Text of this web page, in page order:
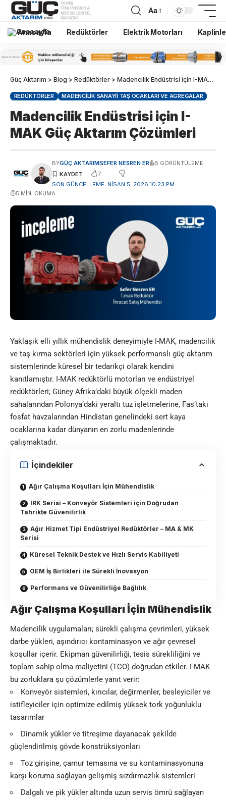
Aa
Anasayfa Redüktörler Elektrik Motorları
Güç Aktarım > Blog > Redüktörler > Madencilik Endüstrisi için I-MAK Güç Aktarım Çözümleri
REDÜKTÖRLER MADENCILIK SANAYII TAŞ OCAKLARI VE AGREGALAR
Madencilik Endüstrisi için I-
MAK Güç Aktarım Çözümleri
SON GÜNCELLEME: NISAN 5, 2026 10:23 PM
BYGÜÇ AKTARIMSEFER NESREN ER
5 GÖRÜNTÜLEME
7
5 MIN. OKUMA
Yaklaşık elli yıllık mühendislik deneyimiyle I-MAK, madencilik
ve taş kırma sektörleri için yüksek performanslı güç aktarım
sistemlerinde küresel bir tedarikçi olarak kendini
kanıtlamıştır. I-MAK redüktörlü motorları ve endüstriyel
redüktörleri; Güney Afrika’daki büyük ölçekli maden
sahalarından Polonya’daki yeraltı tuz işletmelerine, Fas’taki
fosfat havzalarından Hindistan genelindeki sert kaya
ocaklarına kadar dünyanın en zorlu madenlerinde
çalışmaktadır.
İçindekiler
Ağır Çalışma Koşulları İçin Mühendislik
IRK Serisi – Konveyör Sistemleri için Doğrudan
Tahrikte Güvenilirlik
Ağır Hizmet Tipi Endüstriyel Redüktörler – MA & MK
Serisi
Küresel Teknik Destek ve Hızlı Servis Kabiliyeti
OEM İş Birlikleri ile Sürekli İnovasyon
Performans ve Güvenilirliğe Bağlılık
Ağır Çalışma Koşulları İçin Mühendislik
Madencilik uygulamaları; sürekli çalışma çevrimleri, yüksek
darbe yükleri, aşındırıcı kontaminasyon ve ağır çevresel
koşullar içerir. Ekipman güvenilirliği, tesis sürekliliğini ve
toplam sahip olma maliyetini (TCO) doğrudan etkiler. I-MAK
bu zorluklara şu çözümlerle yanıt verir:
Konveyör sistemleri, kırıcılar, değirmenler, besleyiciler ve
istifleyiciler için optimize edilmiş yüksek tork yoğunluklu
tasarımlar
Dinamik yükler ve titreşime dayanacak şekilde
güçlendirilmiş gövde konstrüksiyonları
Toz girişine, çamur temasına ve su kontaminasyonuna
karşı koruma sağlayan gelişmiş sızdırmazlık sistemleri
Dalgalı ve pik yükler altında uzun servis ömrü sağlayan